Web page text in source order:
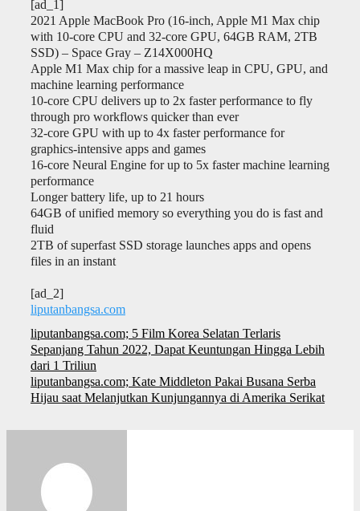
[ad_1]
2021 Apple MacBook Pro (16-inch, Apple M1 Max chip
with 10‑core CPU and 32‑core GPU, 64GB RAM, 2TB
SSD) – Space Gray – Z14X000HQ
Apple M1 Max chip for a massive leap in CPU, GPU, and
machine learning performance
10-core CPU delivers up to 2x faster performance to fly
through pro workflows quicker than ever
32-core GPU with up to 4x faster performance for
graphics-intensive apps and games
16-core Neural Engine for up to 5x faster machine learning
performance
Longer battery life, up to 21 hours
64GB of unified memory so everything you do is fast and
fluid
2TB of superfast SSD storage launches apps and opens
files in an instant
[ad_2]
liputanbangsa.com
Navigasi
pos
liputanbangsa.com; 5 Film Korea Selatan Terlaris
Sepanjang Tahun 2022, Dapat Keuntungan Hingga Lebih
dari 1 Triliun
liputanbangsa.com; Kate Middleton Pakai Busana Serba
Hijau saat Melanjutkan Kunjungannya di Amerika Serikat